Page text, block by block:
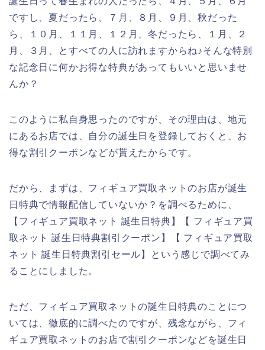
ですし、夏だったら、７月、８月、９月、秋だった
ら、１０月、１１月、１２月、冬だったら、１月、２
月、３月、とすべての人に訪れますからね♪そんな特別
な記念日に何かお得な特典があってもいいと思いませ
んか？
このように私自身思ったのですが、その理由は、地元
にあるお店では、自分の誕生日を登録しておくと、お
得な割引クーポンなどが貰えたからです。
だから、まずは、フィギュア買取ネットのお店が誕生
日特典で情報配信していないか？を調べるために、
【フィギュア買取ネット 誕生日特典】【 フィギュア買
取ネット 誕生日特典割引クーポン】【 フィギュア買取
ネット 誕生日特典割引セール】という感じで調べてみ
ることにしました。
ただ、フィギュア買取ネットの誕生日特典のことにつ
いては、徹底的に調べたのですが、残念ながら、フィ
ギュア買取ネットのお店で割引クーポンなどを誕生日